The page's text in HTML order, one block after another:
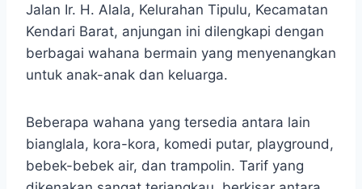
Jalan Ir. H. Alala, Kelurahan Tipulu, Kecamatan
Kendari Barat, anjungan ini dilengkapi dengan
berbagai wahana bermain yang menyenangkan
untuk anak-anak dan keluarga.
Beberapa wahana yang tersedia antara lain
bianglala, kora-kora, komedi putar, playground,
bebek-bebek air, dan trampolin. Tarif yang